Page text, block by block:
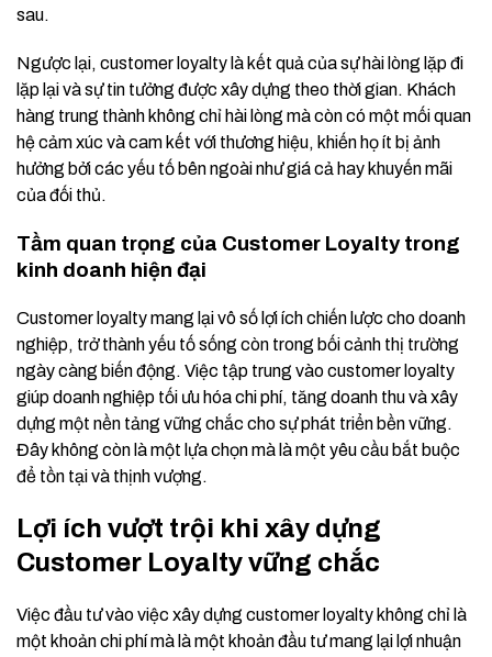
sau.
Ngược lại, customer loyalty là kết quả của sự hài lòng lặp đi
lặp lại và sự tin tưởng được xây dựng theo thời gian. Khách
hàng trung thành không chỉ hài lòng mà còn có một mối quan
hệ cảm xúc và cam kết với thương hiệu, khiến họ ít bị ảnh
hưởng bởi các yếu tố bên ngoài như giá cả hay khuyến mãi
của đối thủ.
Tầm quan trọng của Customer Loyalty trong
kinh doanh hiện đại
Customer loyalty mang lại vô số lợi ích chiến lược cho doanh
nghiệp, trở thành yếu tố sống còn trong bối cảnh thị trường
ngày càng biến động. Việc tập trung vào customer loyalty
giúp doanh nghiệp tối ưu hóa chi phí, tăng doanh thu và xây
dựng một nền tảng vững chắc cho sự phát triển bền vững.
Đây không còn là một lựa chọn mà là một yêu cầu bắt buộc
để tồn tại và thịnh vượng.
Lợi ích vượt trội khi xây dựng
Customer Loyalty vững chắc
Việc đầu tư vào việc xây dựng customer loyalty không chỉ là
một khoản chi phí mà là một khoản đầu tư mang lại lợi nhuận